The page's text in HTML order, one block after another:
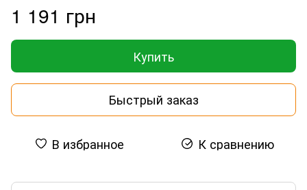
1 191 грн
Купить
Быстрый заказ
В избранное К сравнению